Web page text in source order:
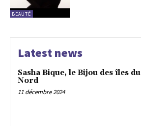
BEAUTÉ
Latest news
Sasha Bique, le Bijou des îles du
Nord
11 décembre 2024